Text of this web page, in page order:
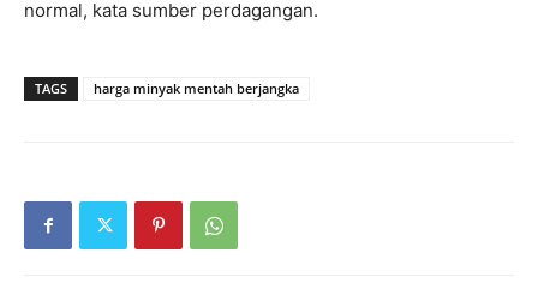
normal, kata sumber perdagangan.
TAGS harga minyak mentah berjangka